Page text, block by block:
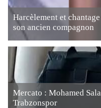
Harcèlement et
son ancien compagnon
Mercato : Mohamed
Trabzonspor